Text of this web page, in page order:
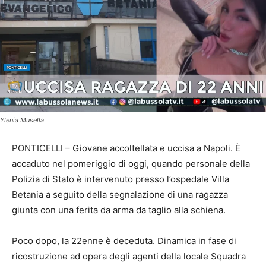
Ylenia Musella
PONTICELLI – Giovane accoltellata e uccisa a Napoli. È
accaduto nel pomeriggio di oggi, quando personale della
Polizia di Stato è intervenuto presso l’ospedale Villa
Betania a seguito della segnalazione di una ragazza
giunta con una ferita da arma da taglio alla schiena.
Poco dopo, la 22enne è deceduta. Dinamica in fase di
ricostruzione ad opera degli agenti della locale Squadra